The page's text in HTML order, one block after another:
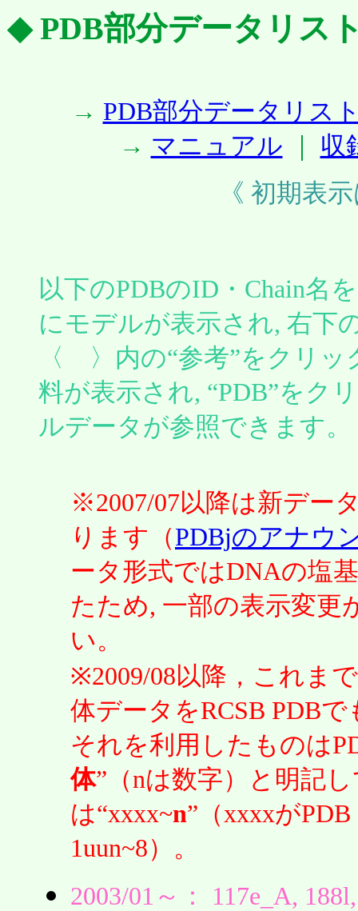
◆ PDB部分データリス
→ PDB部分データリス
→ マニュアル
収
《 初期表
以下のPDBのID・Chain名
にモデルが表示され, 右下
〈 〉内の“参考”をクリ
料が表示され, “PDB”をク
ルデータが参照できます。
※2007/07以降は新デー
ります（PDBjのアナウ
ータ形式ではDNAの塩
たため, 一部の表示変更
い。
※2009/08以降，これまで
体データをRCSB PDB
それを利用したものは
体”（nは数字）と明記
は“xxxx~n”（xxxxが
1uun~8）。
2003/01～： 117e_A,